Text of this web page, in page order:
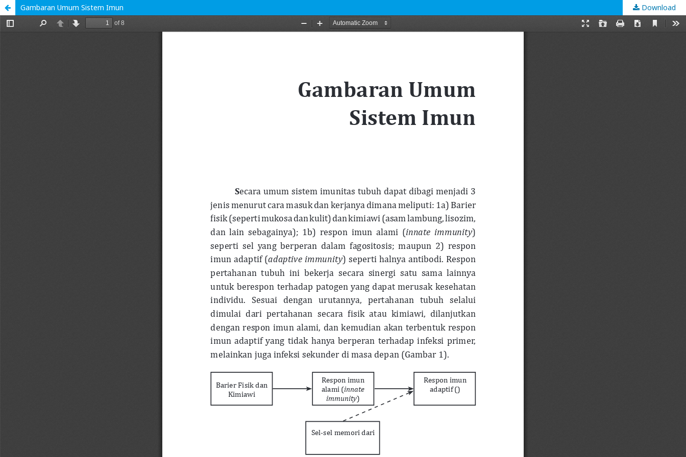
Gambaran Umum Sistem Imun Download